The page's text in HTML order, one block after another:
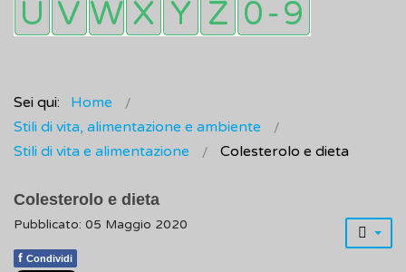
Sei qui:
Home
Stili di vita, alimentazione e ambiente
Stili di vita e alimentazione
Colesterolo e dieta
Colesterolo e dieta
Pubblicato: 05 Maggio 2020
f Condividi